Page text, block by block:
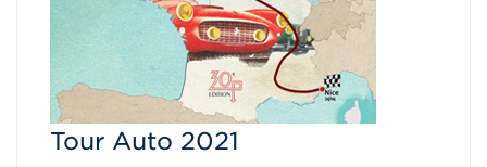
Tour Auto 2021